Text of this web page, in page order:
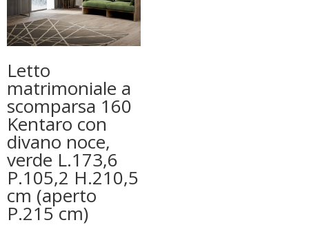
Letto
matrimoniale a
scomparsa 160
Kentaro con
divano noce,
verde L.173,6
P.105,2 H.210,5
cm (aperto
P.215 cm)